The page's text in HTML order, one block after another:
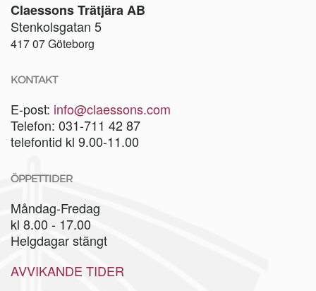
Claessons Trätjära AB
Stenkolsgatan 5
417 07 Göteborg
KONTAKT
E-post: info@claessons.com
Telefon: 031-711 42 87
telefontid kl 9.00-11.00
ÖPPETTIDER
Måndag-Fredag
kl 8.00 - 17.00
Helgdagar stängt
AVVIKANDE TIDER